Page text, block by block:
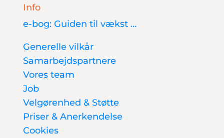
Info
e-bog: Guiden til vækst …
Generelle vilkår
Samarbejdspartnere
Vores team
Job
Velgørenhed & Støtte
Priser & Anerkendelse
Cookies